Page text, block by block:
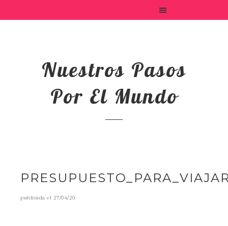
Nuestros Pasos
Por El Mundo
publicada el 27/04/20